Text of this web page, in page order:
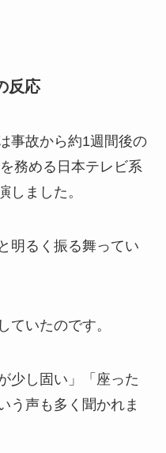
反応
事故から約1週間後の
務める日本テレビ系
しました。
明るく振る舞ってい
ていたのです。
少し固い」「座った
う声も多く聞かれま